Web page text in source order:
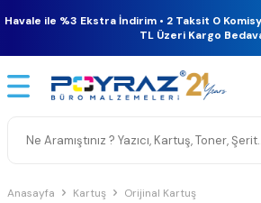
Havale ile %3 Ekstra İndirim • 2 Taksit 0
TL Üzeri Kargo
Anasayfa Kartuş
Orijinal Kartuş